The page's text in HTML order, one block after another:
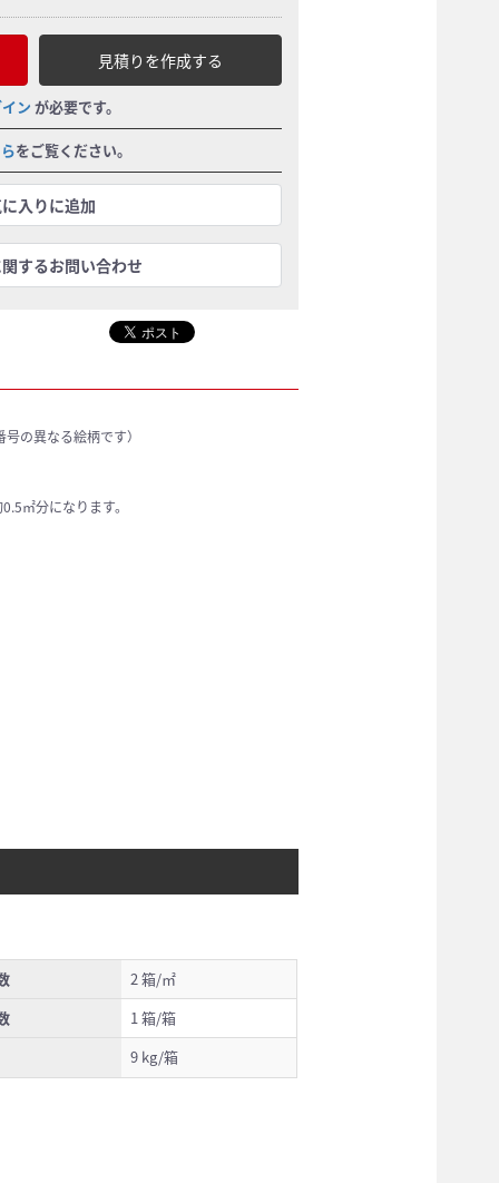
見積りを作成する
ン が必要です。
をご覧ください。
入りに追加
するお問い合わせ
の異なる絵柄です）
㎡分になります。
2 箱/㎡
1 箱/箱
9 kg/箱